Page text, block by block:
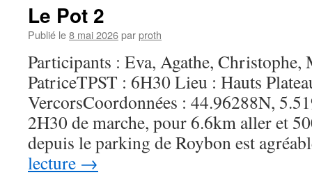
Le Pot 2
Publié le8 mai 2026parproth
Participants : Eva, Agathe, Christophe,
PatriceTPST : 6H30 Lieu : Hauts
VercorsCoordonnées : 44.96288N,
2H30 de marche, pour 6.6km aller et
depuis le parking de Roybon est
lecture →